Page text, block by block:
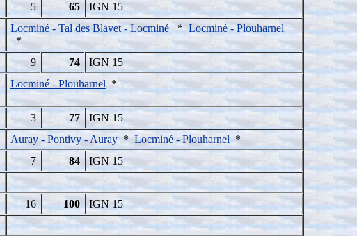
5 65
IGN 15
Locminé - Tal des Blavet - Locminé* Locminé - Plouharnel
*
9 74
IGN 15
Locminé - Plouharnel *
3 77
IGN 15
Auray - Pontivy - Auray*Locminé - Plouharnel*
7 84
IGN 15
16 100
IGN 15